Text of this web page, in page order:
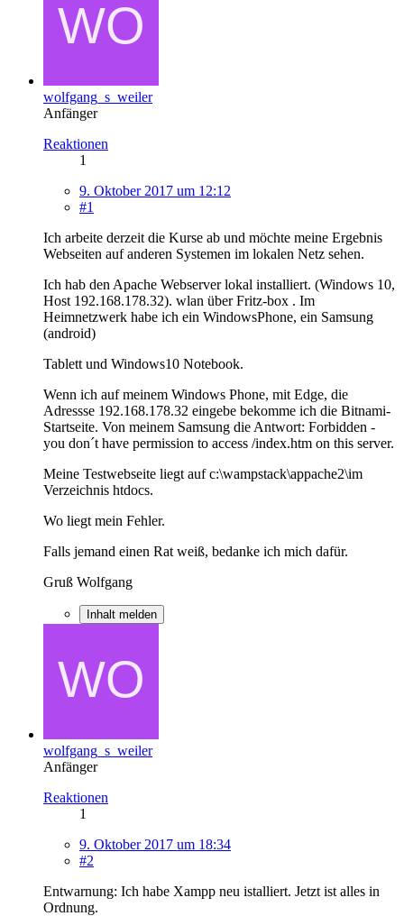
wolfgang_s_weiler
Anfänger
Reaktionen
1
9. Oktober 2017 um 12:12
#1
Ich arbeite derzeit die Kurse ab und möchte meine Ergebnis
Webseiten auf anderen Systemen im lokalen Netz sehen.
Ich hab den Apache Webserver lokal installiert. (Windows 10,
Host 192.168.178.32). wlan über Fritz-box . Im
Heimnetzwerk habe ich ein WindowsPhone, ein Samsung
(android)
Tablett und Windows10 Notebook.
Wenn ich auf meinem Windows Phone, mit Edge, die
Adressse 192.168.178.32 eingebe bekomme ich die Bitnami-
Startseite. Von meinem Samsung die Antwort: Forbidden -
you don´t have permission to access /index.htm on this server.
Meine Testwebseite liegt auf c:\wampstack\appache2\im
Verzeichnis htdocs.
Wo liegt mein Fehler.
Falls jemand einen Rat weiß, bedanke ich mich dafür.
Gruß Wolfgang
Inhalt melden
wolfgang_s_weiler
Anfänger
Reaktionen
1
9. Oktober 2017 um 18:34
#2
Entwarnung: Ich habe Xampp neu istalliert. Jetzt ist alles in
Ordnung.